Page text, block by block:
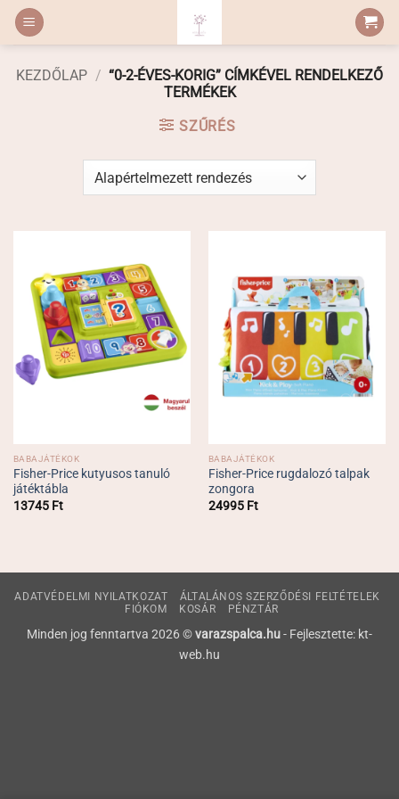
Skip
KEZDŐLAP / “0-2-ÉVES-KORIG” CÍMKÉVEL RENDELKEZŐ
TERMÉKEK
SZŰRÉS
BABAJÁTÉKOK
Fisher-Price kutyusos tanuló
játéktábla
13745 Ft
BABAJÁTÉKOK
Fisher-Price rugdalozó talpak
zongora
24995 Ft
ADATVÉDELMI NYILATKOZAT
ÁLTALÁNOS SZERZŐDÉSI FELTÉTELEK
FIÓKOM
KOSÁR PÉNZTÁR
Minden jog fenntartva 2026 ©varazspalca.hu- Fejlesztette: kt-
web.hu